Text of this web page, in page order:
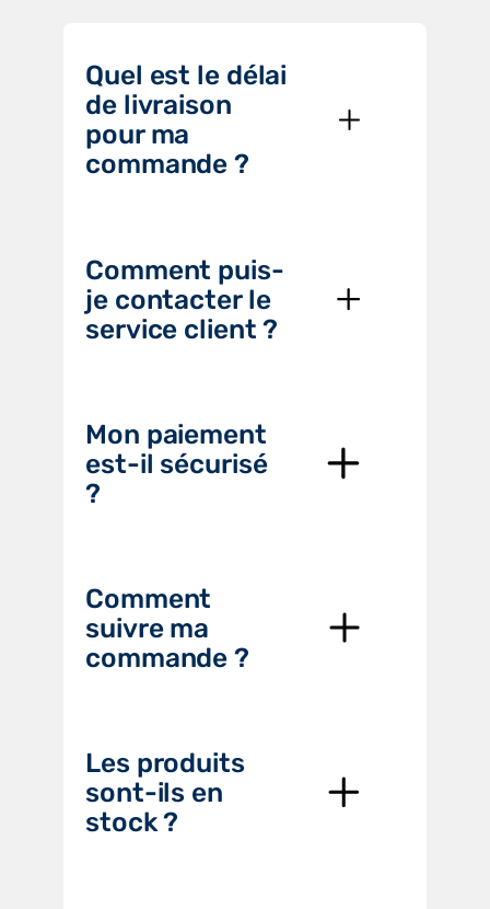
Quel est le délai
de livraison
pour ma
commande ?
Comment puis-
je contacter le
service client ?
Mon paiement
est-il sécurisé
?
Comment
suivre ma
commande ?
Les produits
sont-ils en
stock ?